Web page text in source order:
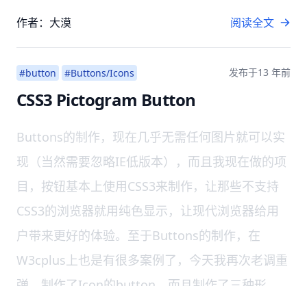
作者：大漠 阅读全文
#button #Buttons/Icons 发布于13 年前
CSS3 Pictogram Button
Buttons的制作，现在几乎无需任何图片就可以实
现（当然需要忽略IE低版本），而且我现在做的项
目，按钮基本上使用CSS3来制作，让那些不支持
CSS3的浏览器就用纯色显示，让现代浏览器给用
户带来更好的体验。至于Buttons的制作，在
W3cplus上也是有很多案例了，今天我再次老调重